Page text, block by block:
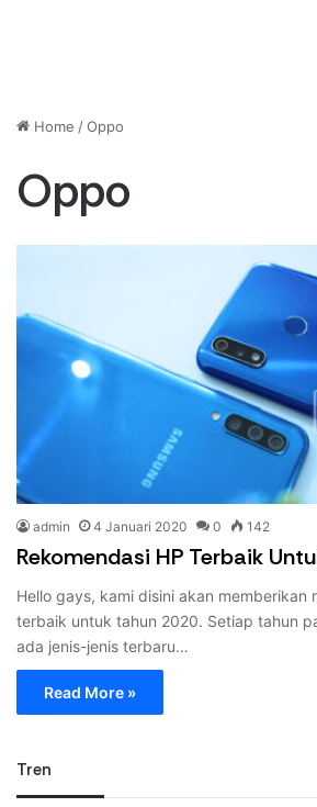
Home /Oppo
Oppo
admin 4 Januari 2020 0 142
Rekomendasi HP Terbaik
Hello gays, kami disini akan memberikan
terbaik untuk tahun 2020. Setiap tahun
ada jenis-jenis terbaru…
Read More »
Tren